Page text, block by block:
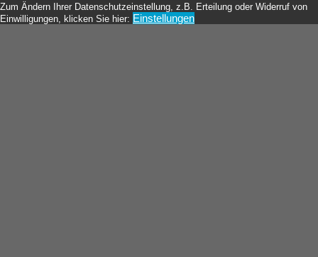
Zum Ändern Ihrer Datenschutzeinstellung, z.B. Erteilung oder Widerruf von
Einwilligungen, klicken Sie hier: Einstellungen